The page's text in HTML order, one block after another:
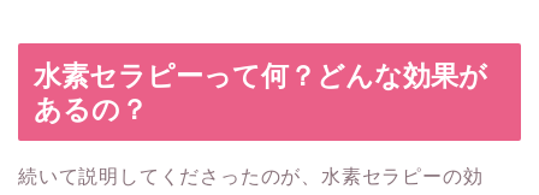
水素セラピーって何？どんな効果が
あるの？
続いて説明してくださったのが、水素セラピーの効